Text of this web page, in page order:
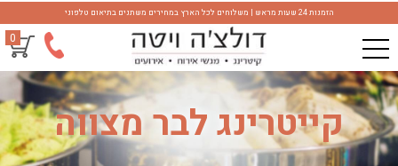
הזמנות 24 שעות מראש | משלוחים לכל הארץ במחירים משתנים בתיאום טלפוני
0
קייטרינג לבר מצווה